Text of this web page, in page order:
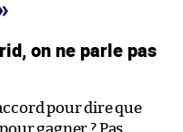
on ne parle pas
pour dire que